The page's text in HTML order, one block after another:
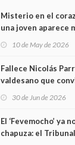
Misterio en el
una joven aparece
cámaras captan
minutos
10 de May de 2026
Fallece Nicolás
valdesano que
30 de Jun de 2026
El ‘Fevemocho’ ya
chapuza: el